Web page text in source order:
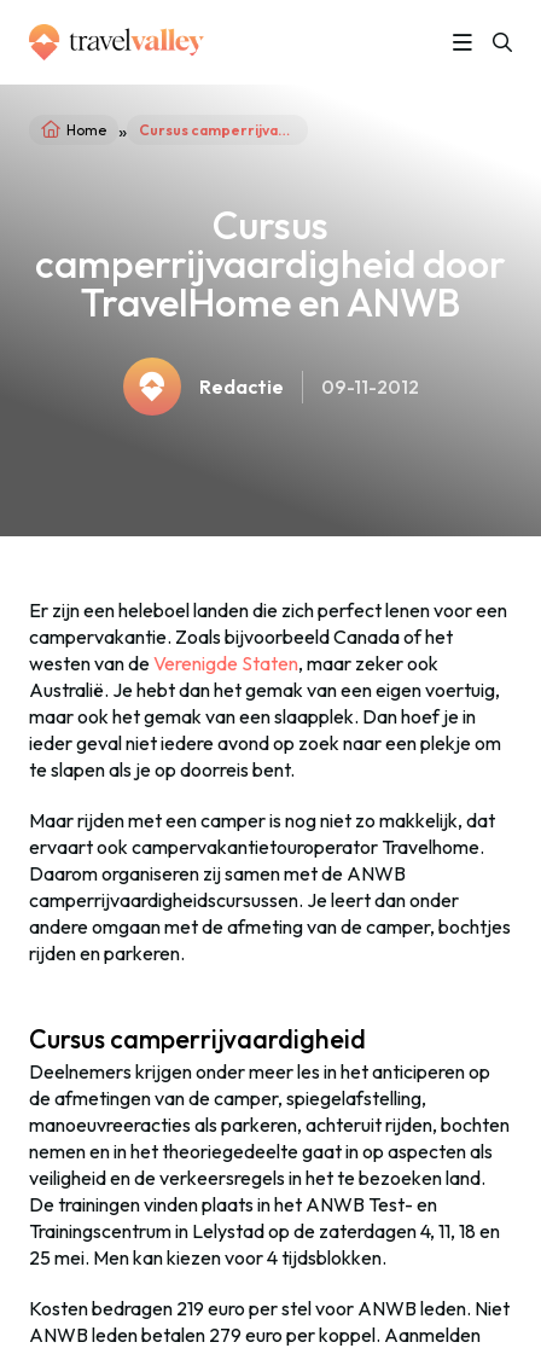
Home » Cursus camperrijvaardigheid door TravelHome en ANWB
Cursus
camperrijvaardigheid door
TravelHome en ANWB
Redactie 09-11-2012
Er zijn een heleboel landen die zich perfect lenen voor een
campervakantie. Zoals bijvoorbeeld Canada of het
westen van deVerenigde Staten, maar zeker ook
Australië. Je hebt dan het gemak van een eigen voertuig,
maar ook het gemak van een slaapplek. Dan hoef je in
ieder geval niet iedere avond op zoek naar een plekje om
te slapen als je op doorreis bent.
Maar rijden met een camper is nog niet zo makkelijk, dat
ervaart ook campervakantietouroperator Travelhome.
Daarom organiseren zij samen met de ANWB
camperrijvaardigheidscursussen. Je leert dan onder
andere omgaan met de afmeting van de camper, bochtjes
rijden en parkeren.
Cursus camperrijvaardigheid
Deelnemers krijgen onder meer les in het anticiperen op
de afmetingen van de camper, spiegelafstelling,
manoeuvreeracties als parkeren, achteruit rijden, bochten
nemen en in het theoriegedeelte gaat in op aspecten als
veiligheid en de verkeersregels in het te bezoeken land.
De trainingen vinden plaats in het ANWB Test- en
Trainingscentrum in Lelystad op de zaterdagen 4, 11, 18 en
25 mei. Men kan kiezen voor 4 tijdsblokken.
Kosten bedragen 219 euro per stel voor ANWB leden. Niet
ANWB leden betalen 279 euro per koppel. Aanmelden